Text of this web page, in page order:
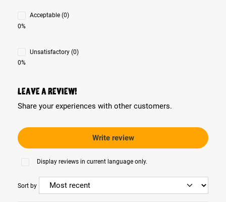
Acceptable (0)
0%
Unsatisfactory (0)
0%
Leave a review!
Share your experiences with other customers.
Write review
Display reviews in current language only.
Sort by